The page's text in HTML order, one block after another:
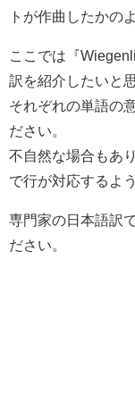
トが作曲したかの
ここでは『
訳を紹介したいと
それぞれの単語の
ださい。
不自然な場合もあ
で行が対応するよ
専門家の日本語訳
ださい。